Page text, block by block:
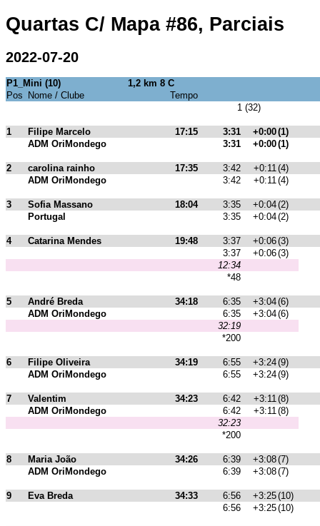
Quartas C/ Mapa #86, Parciais
2022-07-20
P1_Mini (10)
1,2 km 8 C
Pos
Nome / Clube
Tempo
1 (32)
1 Filipe Marcelo 17:15 3:31 +0:00(1)
ADM OriMondego
3:31 +0:00(1)
2 carolina rainho 17:35 3:42 +0:11(4)
ADM OriMondego
3:42 +0:11(4)
3 Sofia Massano 18:04 3:35 +0:04(2)
Portugal
3:35 +0:04(2)
4 Catarina Mendes 19:48 3:37 +0:06(3)
3:37
+0:06(3)
12:34
*48
5 André Breda 34:18 6:35 +3:04(6)
ADM OriMondego
6:35 +3:04(6)
32:19
*200
6 Filipe Oliveira 34:19 6:55 +3:24(9)
ADM OriMondego
6:55 +3:24(9)
7 Valentim 34:23 6:42 +3:11(8)
ADM OriMondego
6:42 +3:11(8)
32:23
*200
8 Maria João 34:26 6:39 +3:08(7)
ADM OriMondego
6:39 +3:08(7)
9 Eva Breda 34:33 6:56 +3:25(10)
6:56
+3:25(10)